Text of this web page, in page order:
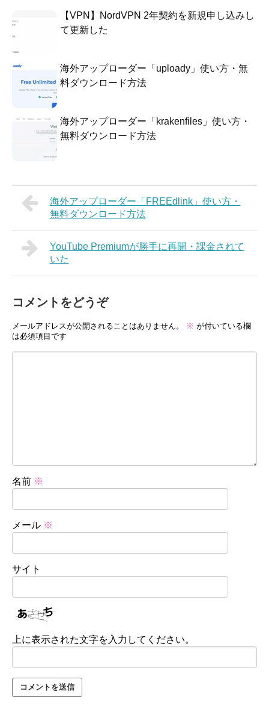
【VPN】NordVPN 2年契約を新規申し込みし
て更新した
海外アップローダー「uploady」使い方・無
料ダウンロード方法
海外アップローダー「krakenfiles」使い方・
無料ダウンロード方法
海外アップローダー「FREEdlink」使い方・
無料ダウンロード方法
YouTube Premiumが勝手に再開・課金されて
いた
コメントをどうぞ
メールアドレスが公開されることはありません。 ※ が付いている欄
は必須項目です
名前 ※
メール ※
サイト
上に表示された文字を入力してください。